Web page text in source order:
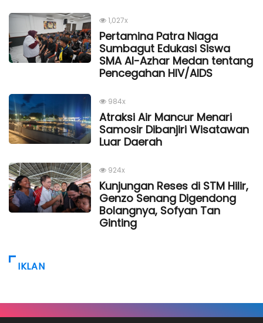
1,027x
Pertamina Patra Niaga
Sumbagut Edukasi Siswa
SMA Al-Azhar Medan tentang
Pencegahan HIV/AIDS
984x
Atraksi Air Mancur Menari
Samosir Dibanjiri Wisatawan
Luar Daerah
924x
Kunjungan Reses di STM Hilir,
Genzo Senang Digendong
Bolangnya, Sofyan Tan
Ginting
IKLAN